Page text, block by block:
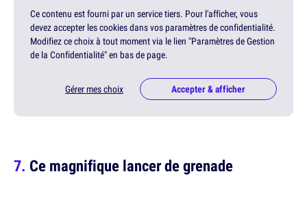
Ce contenu est fourni par un service tiers. Pour l'afficher, vous
devez accepter les cookies dans vos paramètres de confidentialité.
Modifiez ce choix à tout moment via le lien "Paramètres de Gestion
de la Confidentialité" en bas de page.
Gérer mes choix Accepter & afficher
Ce magnifique lancer de grenade